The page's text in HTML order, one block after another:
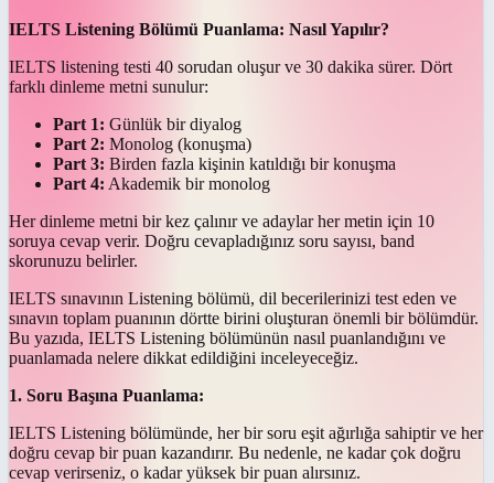
IELTS Listening Bölümü Puanlama: Nasıl Yapılır?
IELTS listening testi 40 sorudan oluşur ve 30 dakika sürer. Dört
farklı dinleme metni sunulur:
Part 1: Günlük bir diyalog
Part 2: Monolog (konuşma)
Part 3: Birden fazla kişinin katıldığı bir konuşma
Part 4: Akademik bir monolog
Her dinleme metni bir kez çalınır ve adaylar her metin için 10
soruya cevap verir. Doğru cevapladığınız soru sayısı, band
skorunuzu belirler.
IELTS sınavının Listening bölümü, dil becerilerinizi test eden ve
sınavın toplam puanının dörtte birini oluşturan önemli bir bölümdür.
Bu yazıda, IELTS Listening bölümünün nasıl puanlandığını ve
puanlamada nelere dikkat edildiğini inceleyeceğiz.
1. Soru Başına Puanlama:
IELTS Listening bölümünde, her bir soru eşit ağırlığa sahiptir ve her
doğru cevap bir puan kazandırır. Bu nedenle, ne kadar çok doğru
cevap verirseniz, o kadar yüksek bir puan alırsınız.